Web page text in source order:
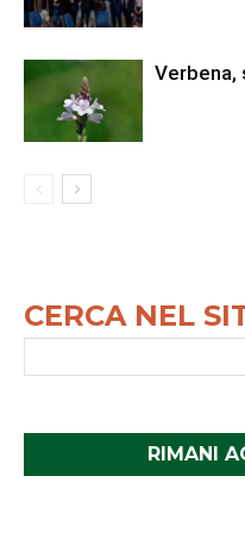
Verbena,
CERCA NEL
RIMANI